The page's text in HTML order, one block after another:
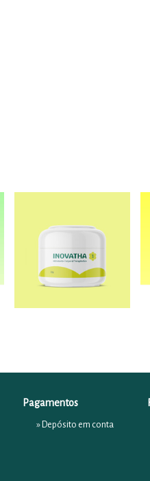
Pagamentos
» Depósito em conta